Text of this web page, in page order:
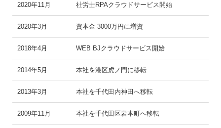
2020年11月 社労士RPAクラウドサービス開始
2020年3月 資本金 3000万円に増資
2018年4月 WEB BJクラウドサービス開始
2014年5月 本社を港区虎ノ門に移転
2013年3月 本社を千代田内神田へ移転
2009年11月 本社を千代田区岩本町へ移転